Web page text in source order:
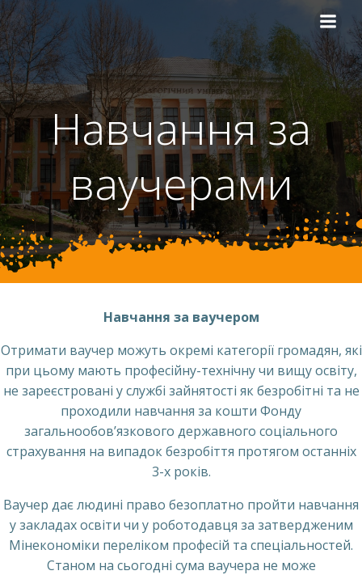
вмісту
Навчання за
ваучерами
Навчання за ваучером
Отримати ваучер можуть окремі категорії громадян, які
при цьому мають професійну-технічну чи вищу освіту,
не зареєстровані у службі зайнятості як безробітні та не
проходили навчання за кошти Фонду
загальнообов’язкового державного соціального
страхування на випадок безробіття протягом останніх
3-х років.
Ваучер дає людині право безоплатно пройти навчання
у закладах освіти чи у роботодавця за затвердженим
Мінекономіки переліком професій та спеціальностей.
Станом на сьогодні сума ваучера не може